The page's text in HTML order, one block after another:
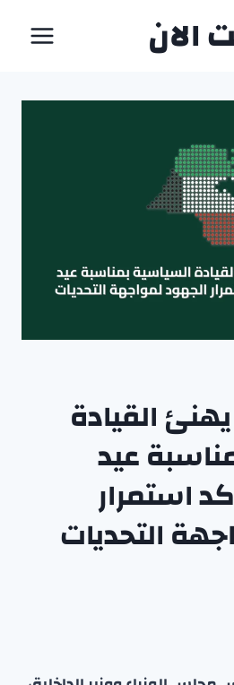
الان
القيادة
عيد
استمرار
التحديات